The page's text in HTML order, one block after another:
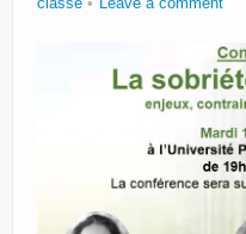
classé Leave a comment